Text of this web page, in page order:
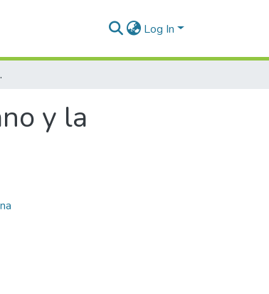
Log In
2019)
y la